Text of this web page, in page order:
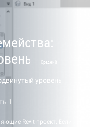
Средний
уровень
1
Revit-проект. Если